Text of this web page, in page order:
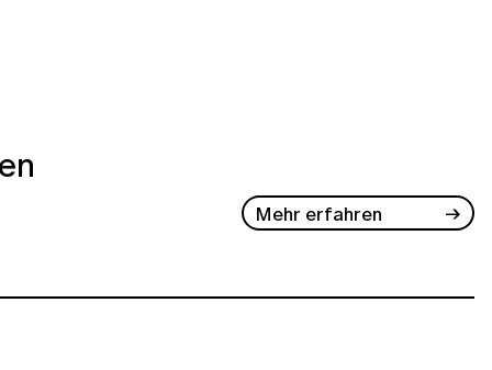
Mehr erfahren